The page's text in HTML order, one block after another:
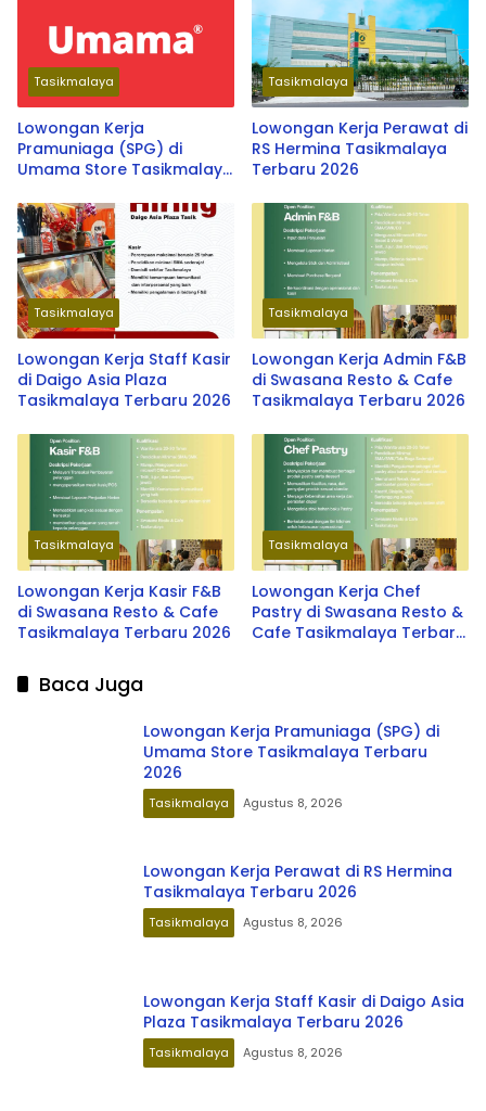
Tasikmalaya
Lowongan Kerja
Pramuniaga (SPG) di
Umama Store Tasikmalaya
Tasikmalaya
Lowongan Kerja Perawat di
RS Hermina Tasikmalaya
Terbaru 2026
Tasikmalaya
Lowongan Kerja Staff Kasir
di Daigo Asia Plaza
Tasikmalaya Terbaru 2026
Tasikmalaya
Lowongan Kerja Admin F&B
di Swasana Resto & Cafe
Tasikmalaya Terbaru 2026
Tasikmalaya
Lowongan Kerja Kasir F&B
di Swasana Resto & Cafe
Tasikmalaya Terbaru 2026
Tasikmalaya
Lowongan Kerja Chef
Pastry di Swasana Resto &
Cafe Tasikmalaya Terbaru
Baca Juga
Lowongan Kerja Pramuniaga (SPG) di
Umama Store Tasikmalaya Terbaru
2026
Tasikmalaya Agustus 8, 2026
Lowongan Kerja Perawat di RS Hermina
Tasikmalaya Terbaru 2026
Tasikmalaya Agustus 8, 2026
Lowongan Kerja Staff Kasir di Daigo Asia
Plaza Tasikmalaya Terbaru 2026
Tasikmalaya Agustus 8, 2026